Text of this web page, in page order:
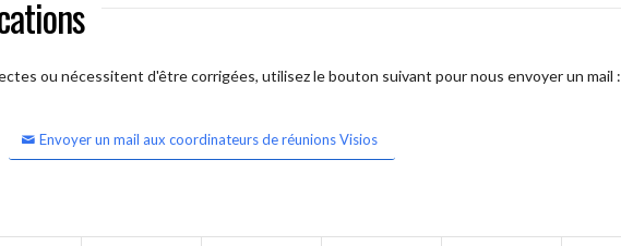
ou nécessitent d'être corrigées, utilisez le bouton suivant pour nous envoyer un mail :
Envoyer un mail aux coordinateurs de réunions Visios